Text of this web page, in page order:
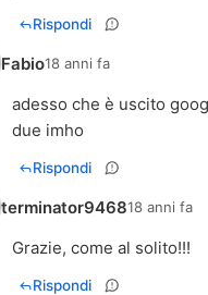
Rispondi
Fabio18 anni fa
adesso che è uscito
due imho
Rispondi
terminator946818 anni fa
Grazie, come al solito!!!
Rispondi